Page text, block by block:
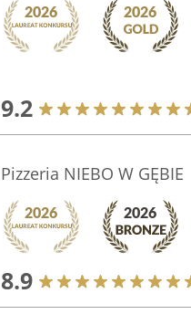
9.2
Pizzeria NIEBO W GĘBIE
8.9